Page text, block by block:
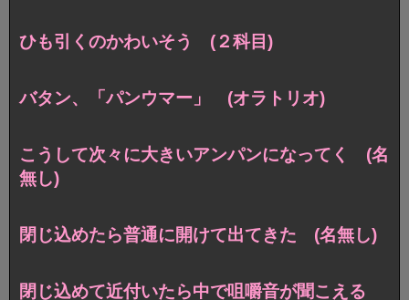
ひも引くのかわいそう (２科目)
バタン、「パンウマー」 (オラトリオ)
こうして次々に大きいアンパンになってく (名
無し)
閉じ込めたら普通に開けて出てきた (名無し)
閉じ込めて近付いたら中で咀嚼音が聞こえる